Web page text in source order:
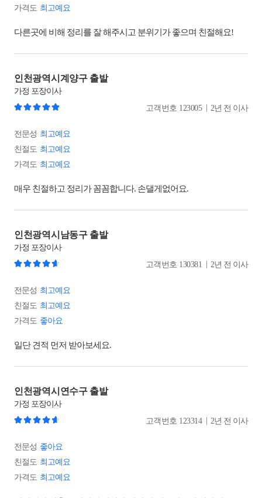
가격도 최고예요
다른곳에 비해 정리를 잘 해주시고 분위기가 좋으며 친절해요!
인천광역시계양구 출발
가정 포장이사
고객번호 123005 2년 전 이사
전문성 최고예요
친절도 최고예요
가격도 최고예요
매우 친절하고 정리가 꼼꼼합니다. 손댈게없어요.
인천광역시남동구 출발
가정 포장이사
고객번호 130381 2년 전 이사
전문성 최고예요
친절도 최고예요
가격도 좋아요
일단 견적 먼저 받아보세요.
인천광역시연수구 출발
가정 포장이사
고객번호 123314 2년 전 이사
전문성 좋아요
친절도 최고예요
가격도 최고예요